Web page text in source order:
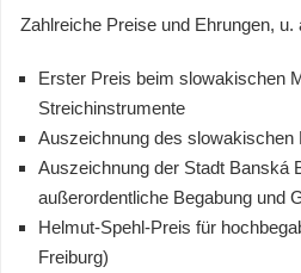
Zahlreiche Preise und Ehrungen, u.
Erster Preis beim slowakischen
Streichinstrumente
Auszeichnung des slowakischen
Auszeichnung der Stadt Banská
außerordentliche Begabung und
Helmut-Spehl-Preis für
Freiburg)